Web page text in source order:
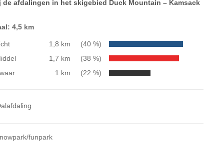
afdalingen in het skigebied Duck Mountain – Kamsack
4,5 km
1,8 km
(40 %)
1,7 km
(38 %)
1 km (22 %)
funpark